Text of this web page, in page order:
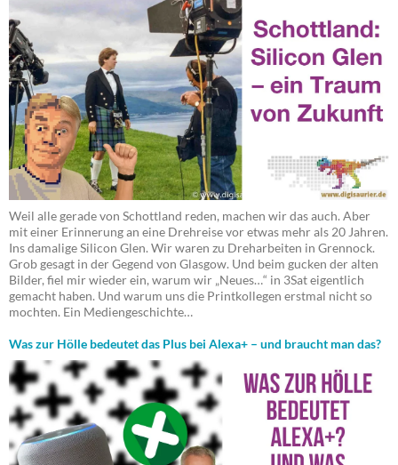
Weil alle gerade von Schottland reden, machen wir das auch. Aber
mit einer Erinnerung an eine Drehreise vor etwas mehr als 20 Jahren.
Ins damalige Silicon Glen. Wir waren zu Dreharbeiten in Grennock.
Grob gesagt in der Gegend von Glasgow. Und beim gucken der alten
Bilder, fiel mir wieder ein, warum wir „Neues…“ in 3Sat eigentlich
gemacht haben. Und warum uns die Printkollegen erstmal nicht so
mochten. Ein Mediengeschichte…
Was zur Hölle bedeutet das Plus bei Alexa+ – und braucht man das?